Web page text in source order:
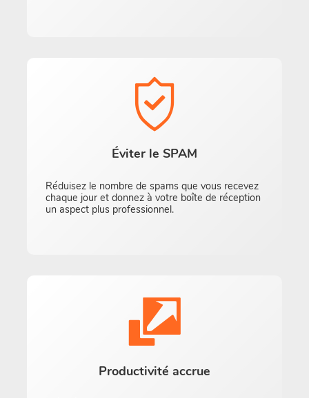
Éviter le SPAM
Réduisez le nombre de spams que vous recevez
chaque jour et donnez à votre boîte de réception
un aspect plus professionnel.
Productivité accrue